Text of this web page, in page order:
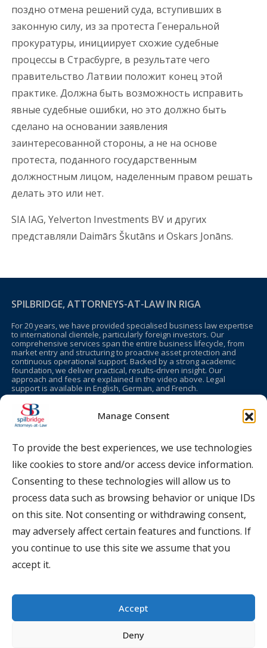
Manage Consent
To provide the best experiences, we use technologies
like cookies to store and/or access device information.
Consenting to these technologies will allow us to
process data such as browsing behavior or unique IDs
on this site. Not consenting or withdrawing consent,
may adversely affect certain features and functions. If
you continue to use this site we assume that you
accept it.
Accept
Deny
поздно отмена решений суда, вступивших в
законную силу, из за протеста Генеральной
прокуратуры, инициирует схожие судебные
процессы в Страсбурге, в результате чего
правительство Латвии положит конец этой
практике. Должна быть возможность исправить
явные судебные ошибки, но это должно быть
сделано на основании заявления
заинтересованной стороны, а не на основе
протеста, поданного государственным
должностным лицом, наделенным правом решать
делать это или нет.
SIA IAG, Yelverton Investments BV и других
представляли Daimārs Škutāns и Oskars Jonāns.
SPILBRIDGE, ATTORNEYS-AT-LAW IN RIGA
For 20 years, we have provided specialised business law expertise
to international clientele, particularly foreign investors. Our
comprehensive services span the entire business lifecycle, from
market entry and structuring to proactive asset protection and
continuous operational support. Backed by a strong academic
foundation, we deliver practical, results-driven insight. Our
approach and fees are explained in the video above. Legal
support is available in English, German, and French.
COMPANY
Teatra iela 7-5, Riga, LV-1050, Latvia
https://www.youtube.com/@Spilbridge
https://www.linkedin.com/company/spilbridge
CONTACTS
+371 29 449 683
(WhatsApp, LV, DE )
+33 6 38 28 58 84
(WhatsApp, FRA, ENG
Attorneys we cooperate with in Estonia